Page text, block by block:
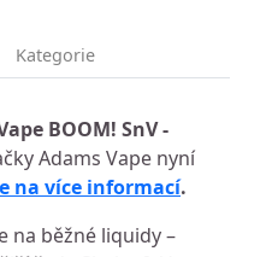
Kategorie
BOOM! SnV -
Adams Vape nyní
na více informací.
na běžné liquidy –